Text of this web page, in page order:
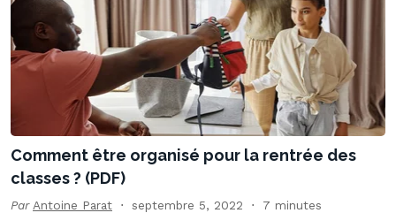
Comment être organisé pour la rentrée des
classes ? (PDF)
Par Antoine Parat septembre 5, 2022 7 minutes